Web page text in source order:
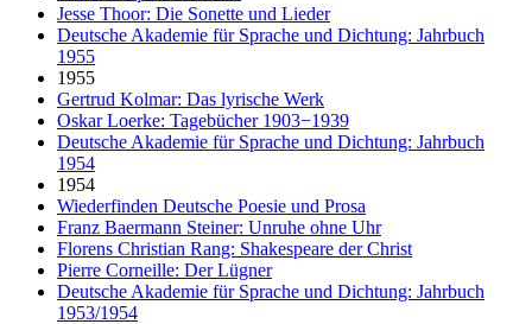
Jesse Thoor: Die Sonette und Lieder
Deutsche Akademie für Sprache und Dichtung: Jahrbuch
1955
1955
Gertrud Kolmar: Das lyrische Werk
Oskar Loerke: Tagebücher 1903−1939
Deutsche Akademie für Sprache und Dichtung: Jahrbuch
1954
1954
Wiederfinden Deutsche Poesie und Prosa
Franz Baermann Steiner: Unruhe ohne Uhr
Florens Christian Rang: Shakespeare der Christ
Pierre Corneille: Der Lügner
Deutsche Akademie für Sprache und Dichtung: Jahrbuch
1953/1954